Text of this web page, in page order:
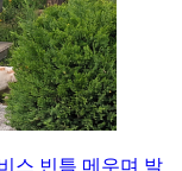
스 빈틈 메우며 발